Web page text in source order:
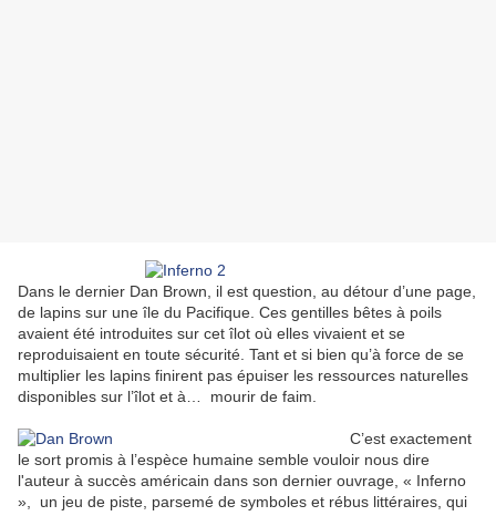
Dans le dernier Dan Brown, il est question, au détour d’une page,
de lapins sur une île du Pacifique. Ces gentilles bêtes à poils
avaient été introduites sur cet îlot où elles vivaient et se
reproduisaient en toute sécurité. Tant et si bien qu’à force de se
multiplier les lapins finirent pas épuiser les ressources naturelles
disponibles sur l’îlot et à… mourir de faim.
C’est exactement
le sort promis à l’espèce humaine semble vouloir nous dire
l'auteur à succès américain dans son dernier ouvrage, « Inferno
», un jeu de piste, parsemé de symboles et rébus littéraires, qui